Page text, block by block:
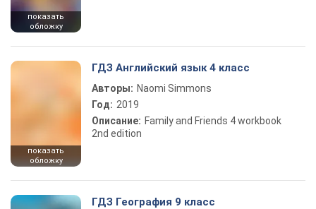
показать
обложку
показать
обложку
ГДЗ Английский язык 4 класс
Авторы: Naomi Simmons
Год: 2019
Описание: Family and Friends 4 workbook
2nd edition
ГДЗ География 9 класс